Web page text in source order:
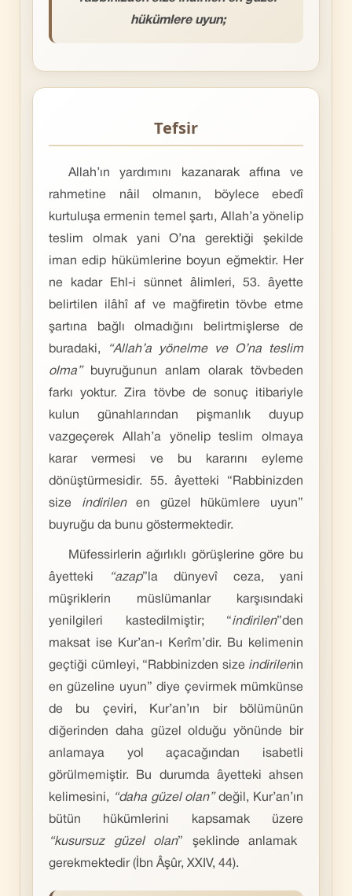
hükümlere uyun;
Tefsir
Allah’ın yardımını kazanarak affına ve
rahmetine nâil olmanın, böylece ebedî
kurtuluşa ermenin temel şartı, Allah’a yönelip
teslim olmak yani O’na gerektiği şekilde
iman edip hükümlerine boyun eğmektir. Her
ne kadar Ehl-i sünnet âlimleri, 53. âyette
belirtilen ilâhî af ve mağfiretin tövbe etme
şartına bağlı olmadığını belirtmişlerse de
buradaki,
“Allah’a yönelme ve O’na teslim
olma”buyruğunun anlam olarak tövbeden
farkı yoktur. Zira tövbe de sonuç itibariyle
kulun günahlarından pişmanlık duyup
vazgeçerek Allah’a yönelip teslim olmaya
karar vermesi ve bu kararını eyleme
dönüştürmesidir. 55. âyetteki “Rabbinizden
size indirilenen güzel hükümlere uyun”
buyruğu da bunu göstermektedir.
Müfessirlerin ağırlıklı görüşlerine göre bu
âyetteki
“azap”la dünyevî ceza, yani
müşriklerin müslümanlar karşısındaki
yenilgileri kastedilmiştir; “indirilen”den
maksat ise Kur’an-ı Kerîm’dir. Bu kelimenin
geçtiği cümleyi, “Rabbinizden size indirilenin
en güzeline uyun” diye çevirmek mümkünse
de bu çeviri, Kur’an’ın bir bölümünün
diğerinden daha güzel olduğu yönünde bir
anlamaya yol açacağından isabetli
görülmemiştir. Bu durumda âyetteki ahsen
kelimesini, “daha güzel olan”değil, Kur’an’ın
bütün hükümlerini kapsamak üzere
“kusursuz güzel olan” şeklinde anlamak
gerekmektedir (İbn Âşûr, XXIV, 44).